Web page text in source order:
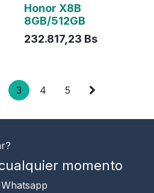
Agotado
Honor X8B
8GB/512GB
232.817,23 Bs
3 4 5
momento